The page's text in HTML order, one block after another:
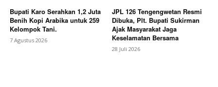
Bupati Karo Serahkan 1,2 Juta
Benih Kopi Arabika untuk 259
Kelompok Tani.
7 Agustus 2026
JPL 126 Tengengwetan Resmi
Dibuka, Plt. Bupati Sukirman
Ajak Masyarakat Jaga
Keselamatan Bersama
28 Juli 2026